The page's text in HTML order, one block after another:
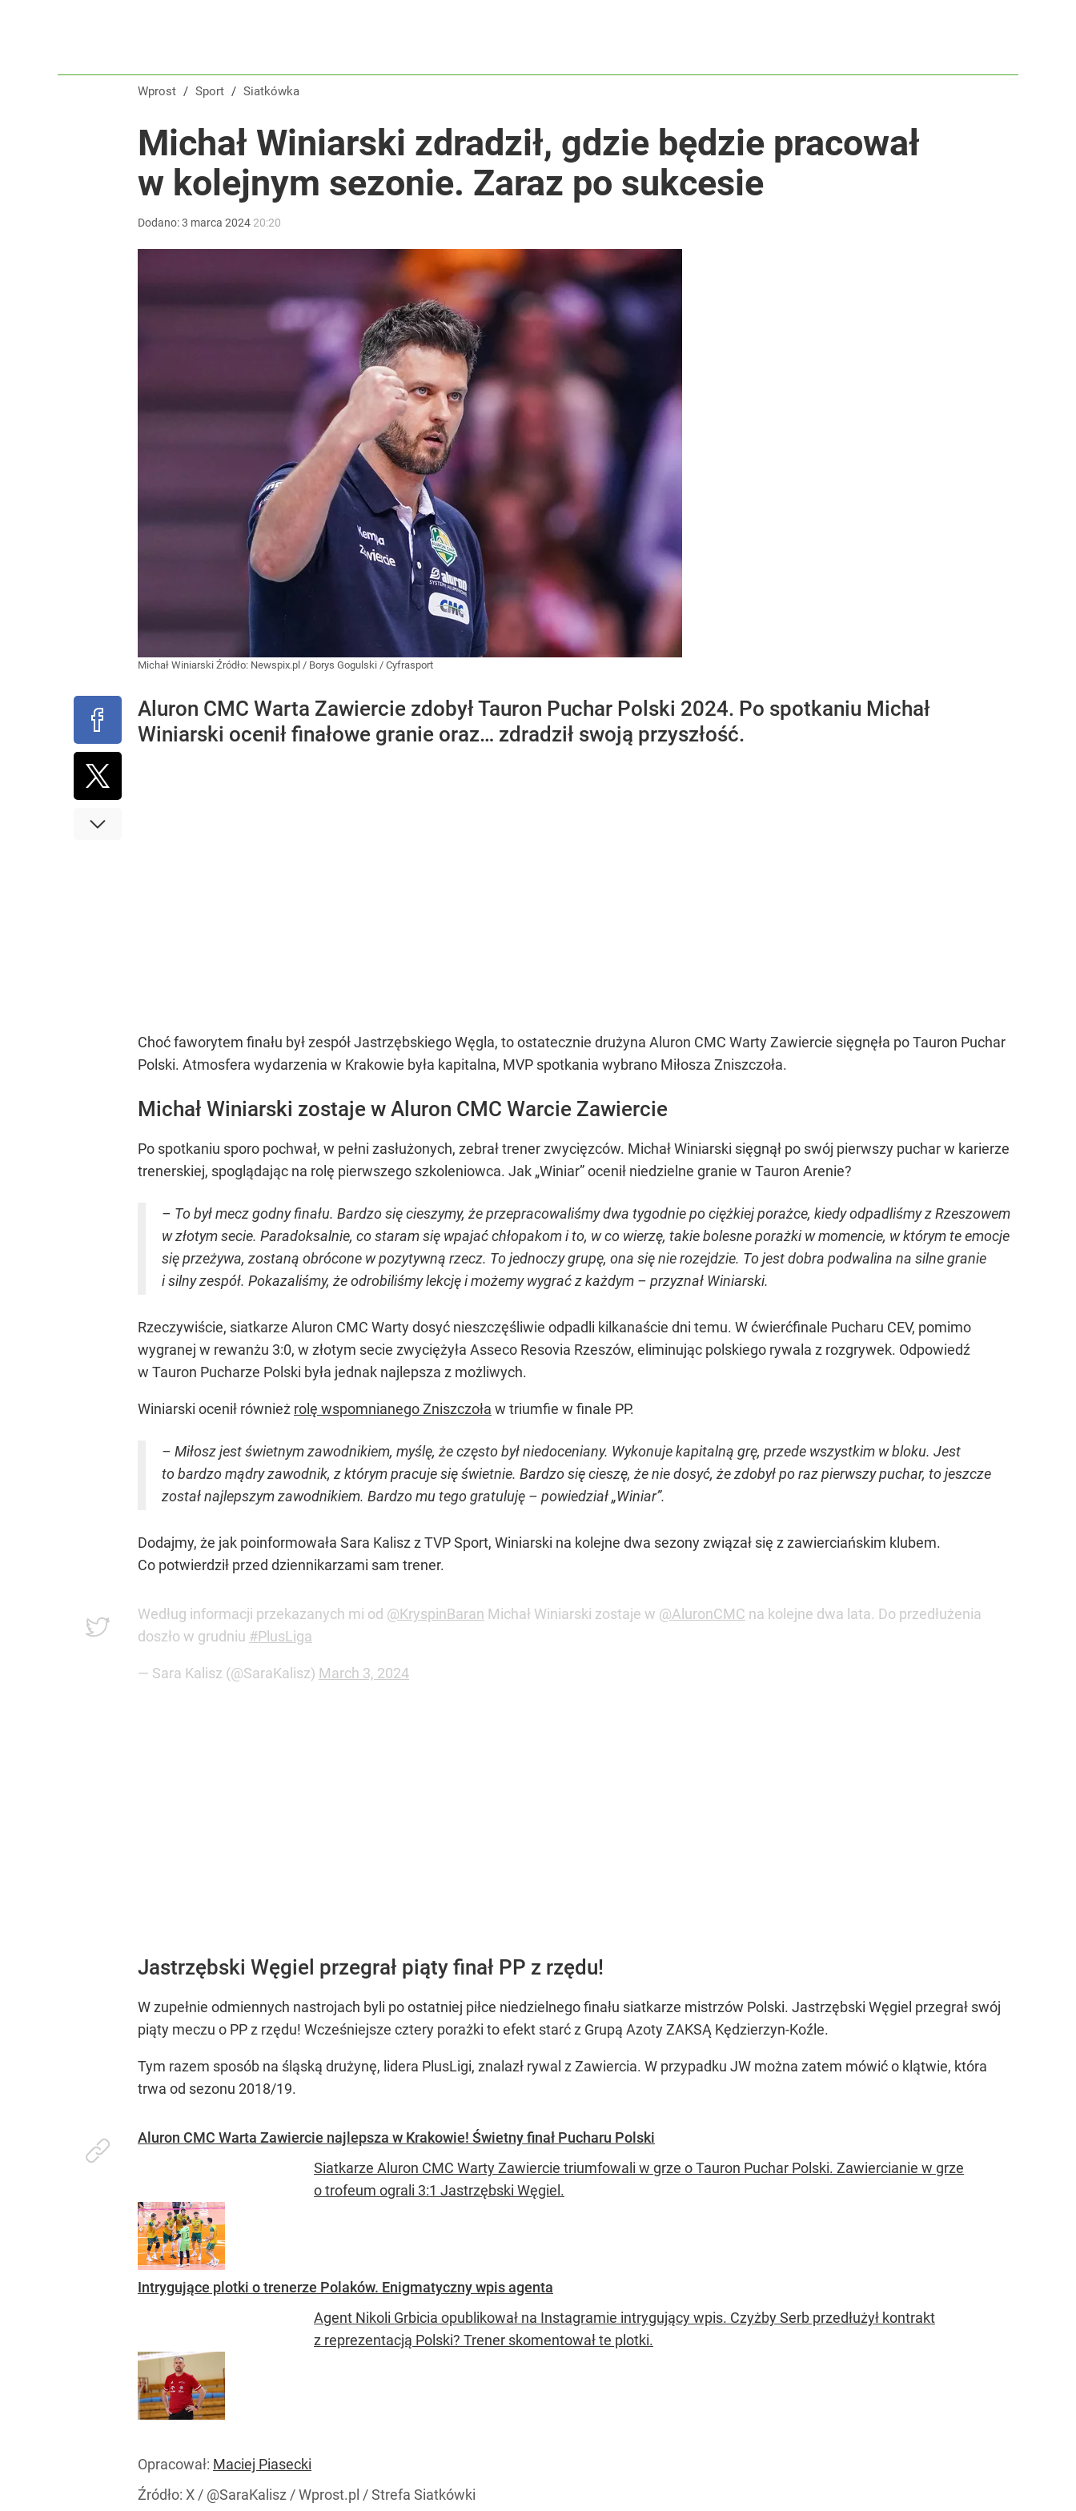
Wprost / Sport / Siatkówka
Michał Winiarski zdradził, gdzie będzie pracował
w kolejnym sezonie. Zaraz po sukcesie
Dodano:3 marca 2024 20:20
Michał Winiarski Źródło: Newspix.pl / Borys Gogulski / Cyfrasport
Aluron CMC Warta Zawiercie zdobył Tauron Puchar Polski 2024. Po spotkaniu Michał
Winiarski ocenił finałowe granie oraz… zdradził swoją przyszłość.
Choć faworytem finału był zespół Jastrzębskiego Węgla, to ostatecznie drużyna Aluron CMC Warty Zawiercie sięgnęła po Tauron Puchar
Polski. Atmosfera wydarzenia w Krakowie była kapitalna, MVP spotkania wybrano Miłosza Zniszczoła.
Michał Winiarski zostaje w Aluron CMC Warcie Zawiercie
Po spotkaniu sporo pochwał, w pełni zasłużonych, zebrał trener zwycięzców. Michał Winiarski sięgnął po swój pierwszy puchar w karierze
trenerskiej, spoglądając na rolę pierwszego szkoleniowca. Jak „Winiar” ocenił niedzielne granie w Tauron Arenie?
– To był mecz godny finału. Bardzo się cieszymy, że przepracowaliśmy dwa tygodnie po ciężkiej porażce, kiedy odpadliśmy z Rzeszowem
w złotym secie. Paradoksalnie, co staram się wpajać chłopakom i to, w co wierzę, takie bolesne porażki w momencie, w którym te emocje
się przeżywa, zostaną obrócone w pozytywną rzecz. To jednoczy grupę, ona się nie rozejdzie. To jest dobra podwalina na silne granie
i silny zespół. Pokazaliśmy, że odrobiliśmy lekcję i możemy wygrać z każdym – przyznał Winiarski.
Rzeczywiście, siatkarze Aluron CMC Warty dosyć nieszczęśliwie odpadli kilkanaście dni temu. W ćwierćfinale Pucharu CEV, pomimo
wygranej w rewanżu 3:0, w złotym secie zwyciężyła Asseco Resovia Rzeszów, eliminując polskiego rywala z rozgrywek. Odpowiedź
w Tauron Pucharze Polski była jednak najlepsza z możliwych.
Winiarski ocenił również rolę wspomnianego Zniszczoła w triumfie w finale PP.
– Miłosz jest świetnym zawodnikiem, myślę, że często był niedoceniany. Wykonuje kapitalną grę, przede wszystkim w bloku. Jest
to bardzo mądry zawodnik, z którym pracuje się świetnie. Bardzo się cieszę, że nie dosyć, że zdobył po raz pierwszy puchar, to jeszcze
został najlepszym zawodnikiem. Bardzo mu tego gratuluję – powiedział „Winiar”.
Dodajmy, że jak poinformowała Sara Kalisz z TVP Sport, Winiarski na kolejne dwa sezony związał się z zawierciańskim klubem.
Co potwierdził przed dziennikarzami sam trener.
Według informacji przekazanych mi od @KryspinBaran Michał Winiarski zostaje w @AluronCMC na kolejne dwa lata. Do przedłużenia
doszło w grudniu #PlusLiga
— Sara Kalisz (@SaraKalisz) March 3, 2024
Jastrzębski Węgiel przegrał piąty finał PP z rzędu!
W zupełnie odmiennych nastrojach byli po ostatniej piłce niedzielnego finału siatkarze mistrzów Polski. Jastrzębski Węgiel przegrał swój
piąty meczu o PP z rzędu! Wcześniejsze cztery porażki to efekt starć z Grupą Azoty ZAKSĄ Kędzierzyn-Koźle.
Tym razem sposób na śląską drużynę, lidera PlusLigi, znalazł rywal z Zawiercia. W przypadku JW można zatem mówić o klątwie, która
trwa od sezonu 2018/19.
Aluron CMC Warta Zawiercie najlepsza w Krakowie! Świetny finał Pucharu Polski
Siatkarze Aluron CMC Warty Zawiercie triumfowali w grze o Tauron Puchar Polski. Zawiercianie w grze
o trofeum ograli 3:1 Jastrzębski Węgiel.
Intrygujące plotki o trenerze Polaków. Enigmatyczny wpis agenta
Agent Nikoli Grbicia opublikował na Instagramie intrygujący wpis. Czyżby Serb przedłużył kontrakt
z reprezentacją Polski? Trener skomentował te plotki.
Opracował: Maciej Piasecki
Źródło: X / @SaraKalisz / Wprost.pl / Strefa Siatkówki